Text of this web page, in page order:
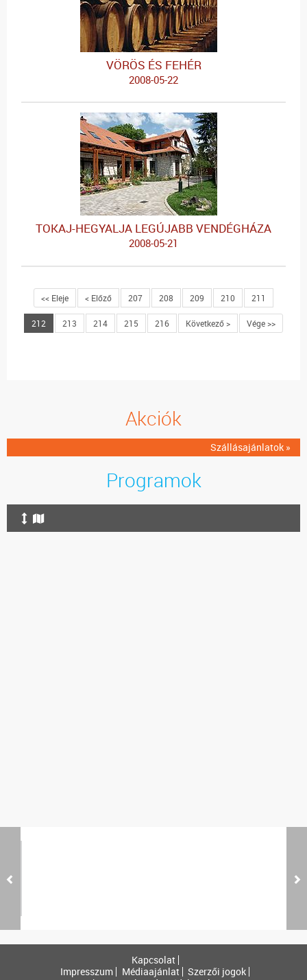
VÖRÖS ÉS FEHÉR
2008-05-22
TOKAJ-HEGYALJA LEGÚJABB VENDÉGHÁZA
2008-05-21
<< Eleje < Előző 207 208 209 210 211
212 213 214 215 216 Következő > Vége >>
Akciók
Szállásajánlatok »
Programok
Kapcsolat
Impresszum
Médiaajánlat
Szerzői jogok